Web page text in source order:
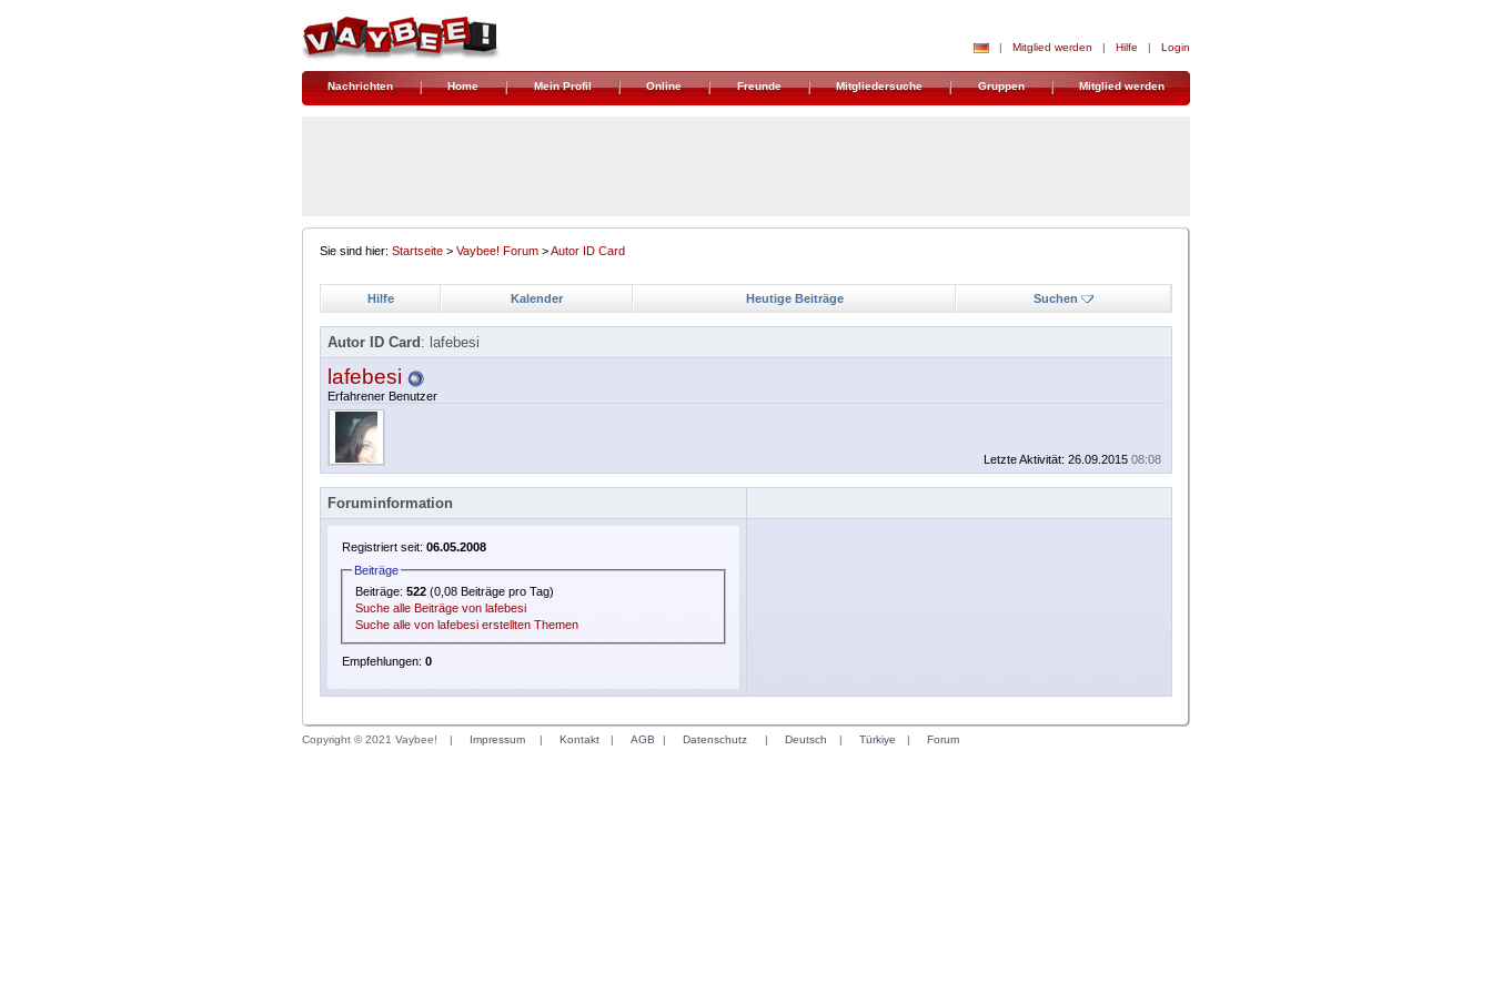
| Mitglied werden | Hilfe | Login
Nachrichten Home Mein Profil Online Freunde Mitgliedersuche Gruppen Mitglied werden
Sie sind hier: Startseite > Vaybee! Forum >Autor ID Card
Hilfe Kalender Heutige Beiträge Suchen
Autor ID Card : lafebesi
lafebesi
Erfahrener Benutzer
Letzte Aktivität: 26.09.2015 08:08
Foruminformation
Registriert seit: 06.05.2008
Beiträge
Beiträge:522 (0,08 Beiträge pro Tag)
Suche alle Beiträge von lafebesi
Suche alle von lafebesi erstellten Themen
Empfehlungen: 0
Copyright © 2021 Vaybee! | Impressum | Kontakt | AGB | Datenschutz | Deutsch | Türkiye | Forum